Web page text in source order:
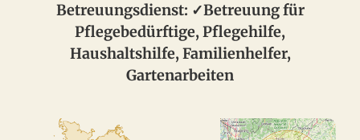
Betreuungsdienst: ✓Betreuung für
Pflegebedürftige, Pflegehilfe,
Haushaltshilfe, Familienhelfer,
Gartenarbeiten